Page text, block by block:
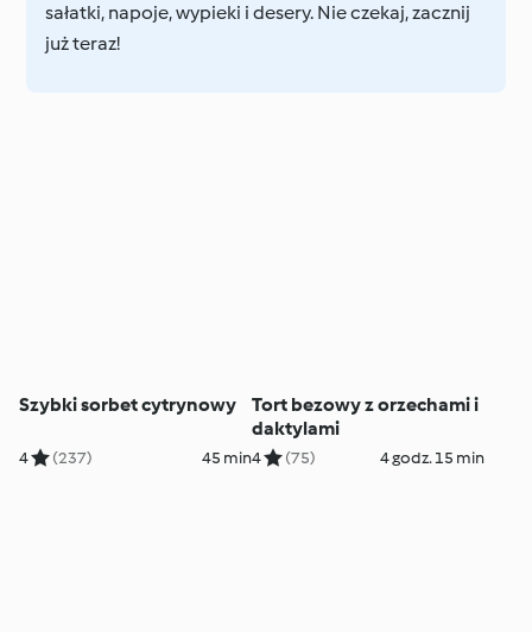
sałatki, napoje, wypieki i desery. Nie czekaj, zacznij
już teraz!
Szybki sorbet cytrynowy
4 (237) 45 min
Tort bezowy z orzechami i
daktylami
4 (75) 4 godz. 15 min